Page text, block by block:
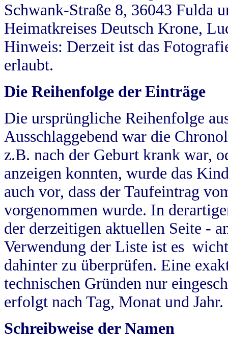
Schwank-Straße 8, 36043 Fulda
Heimatkreises Deutsch Krone,
Hinweis: Derzeit ist das
erlaubt.
Die Reihenfolge der Einträge
Die ursprüngliche Reihenfolge
Ausschlaggebend war die
z.B. nach der Geburt krank war,
anzeigen konnten, wurde das
auch vor, dass der Taufeintrag
vorgenommen wurde. In
der derzeitigen aktuellen Seite -
Verwendung der Liste ist es
dahinter zu überprüfen. Eine
technischen Gründen nur
erfolgt nach Tag, Monat und Jahr.
Schreibweise der Namen